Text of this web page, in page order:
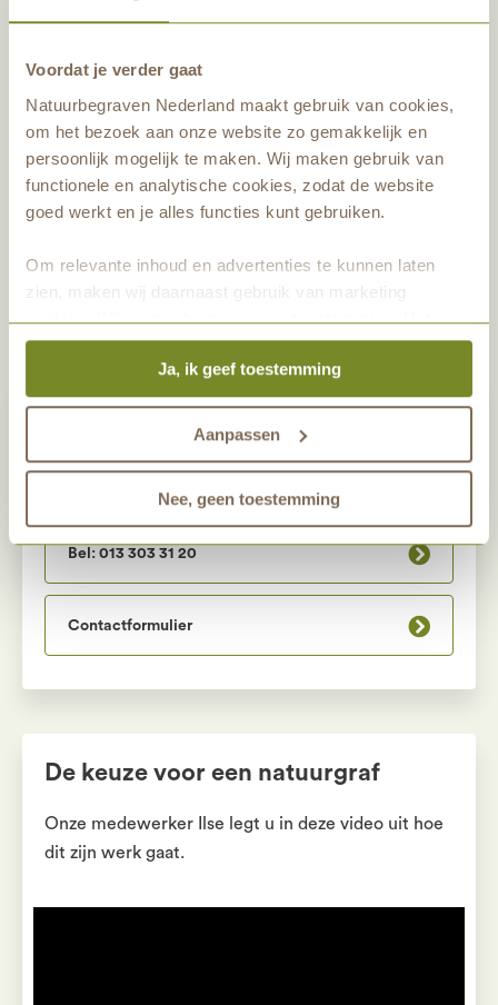
Voordat je verder gaat
Natuurbegraven Nederland maakt gebruik van cookies,
om het bezoek aan onze website zo gemakkelijk en
persoonlijk mogelijk te maken. Wij maken gebruik van
functionele en analytische cookies, zodat de website
goed werkt en je alles functies kunt gebruiken.
Om relevante inhoud en advertenties te kunnen laten
zien, maken wij daarnaast gebruik van marketing
cookies. Wij vragen hiervoor jouw toestemming. Het is
altijd mogelijk om je toestemming te veranderen. Alle
marketingprestaties worden geanalyseerd, zodat we
onze gasten nog beter kunnen helpen. Wil je meer weten
over het gebruik van cookies? Bekijk dan de andere
Ja, ik geef toestemming
Aanpassen
Nee, geen toestemming
reserveren?
Kan ik met een uitvaartverzekering een plek
in de natuur vastleggen?
Contact met Huis ter Heide
Staat het antwoord op uw vraag er niet tussen?
Bel: 013 303 31 20
Contactformulier
De keuze voor een natuurgraf
Onze medewerker Ilse legt u in deze video uit hoe
dit zijn werk gaat.